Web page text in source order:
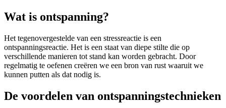
Wat is ontspanning?
Het tegenovergestelde van een stressreactie is een
ontspanningsreactie. Het is een staat van diepe stilte die op
verschillende manieren tot stand kan worden gebracht. Door
regelmatig te oefenen creëren we een bron van rust waaruit we
kunnen putten als dat nodig is.
De voordelen van ontspanningstechnieken